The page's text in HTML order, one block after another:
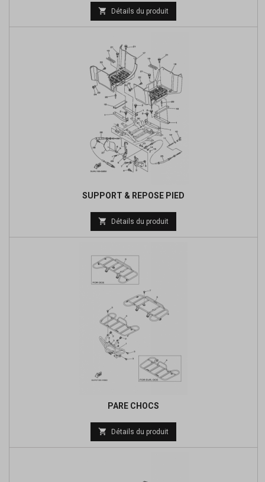
Prix
de
 Détails du produit
SUPPORT & REPOSE PIED
Prix
de
 Détails du produit
PARE CHOCS
Prix
de
 Détails du produit